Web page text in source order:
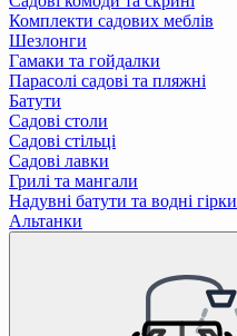
Комплекти садових меблів
Шезлонги
Гамаки та гойдалки
Парасолі садові та пляжні
Батути
Садові столи
Садові стільці
Садові лавки
Грилі та мангали
Надувні батути та водні гірки
Альтанки